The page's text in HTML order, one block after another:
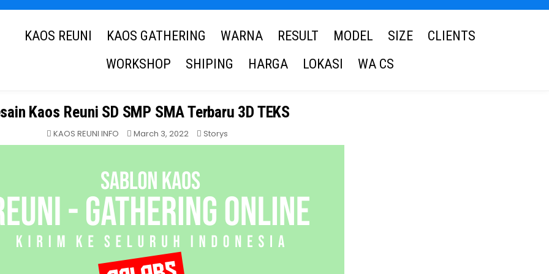
KAOS REUNI KAOS GATHERING WARNA RESULT MODEL SIZE
CLIENTS
WORKSHOP
SHIPING HARGA LOKASI WA CS
Kaos Reuni SD SMP SMA Terbaru 3D TEKS
KAOS REUNI INFO March 3, 2022 Posted
Storys